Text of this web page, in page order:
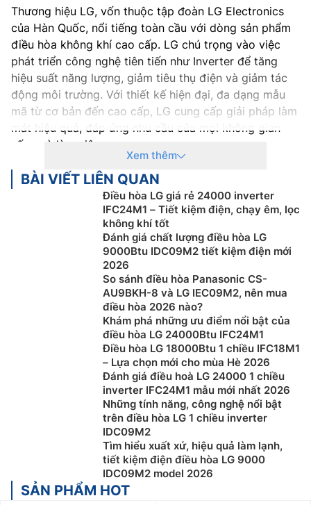
Thương hiệu LG, vốn thuộc tập đoàn LG Electronics
của Hàn Quốc, nổi tiếng toàn cầu với dòng sản phẩm
điều hòa không khí cao cấp. LG chú trọng vào việc
phát triển công nghệ tiên tiến như Inverter để tăng
hiệu suất năng lượng, giảm tiêu thụ điện và giảm tác
động môi trường. Với thiết kế hiện đại, đa dạng mẫu
mã từ cơ bản đến cao cấp, LG cung cấp giải pháp làm
mát hiệu quả, đáp ứng nhu cầu của mọi không gian
sống và làm việc.
Thương hiệu LG là một phần của LG Electronics, một
công ty con của LG Group. LG Electronics được thành
lập vào năm 1958 tại Hàn Quốc với tên ban đầu là
GoldStar. LG Group là một trong những tập đoàn lớn
nhất Hàn Quốc, bao gồm nhiều công ty con hoạt động
trong nhiều ngành nghề khác nhau, từ điện tử tiêu
dùng đến hóa chất và dịch vụ tài chính.
điều hòa LGthường đặc trưng bằng sự
tinh tế, hiện đại và sang trọng. Hãng thường chú trọng
đến việc tạo ra những sản phẩm không chỉ có chức
năng cao mà còn hài hòa với không gian nội thất. Các
dòng sản phẩm điều hòa LG thường có đường nét
mượt mà, màu sắc trung tính, và các chi tiết được
thiết kế nhằm tối ưu hóa không gian và dễ dàng lắp
Phân loại các dòng sản phẩm của điều hòa LG
Những gợi ý tốt cho người tiêu dùng khi bạn quan tâm
đến việc chọn lựa một sản phẩm Điều Hòa LG
18000btu phù hợp với không gian và nhu cầu của
Xem thêm
BÀI VIẾT LIÊN QUAN
Điều hòa LG giá rẻ 24000 inverter
IFC24M1 – Tiết kiệm điện, chạy êm, lọc
không khí tốt
Đánh giá chất lượng điều hòa LG
9000Btu IDC09M2 tiết kiệm điện mới
2026
So sánh điều hòa Panasonic CS-
AU9BKH-8 và LG IEC09M2, nên mua
điều hòa 2026 nào?
Khám phá những ưu điểm nổi bật của
điều hòa LG 24000Btu IFC24M1
Điều hòa LG 18000Btu 1 chiều IFC18M1
– Lựa chọn mới cho mùa Hè 2026
Đánh giá điều hoà LG 24000 1 chiều
inverter IFC24M1 mẫu mới nhất 2026
Những tính năng, công nghệ nổi bật
trên điều hòa LG 1 chiều inverter
IDC09M2
Tìm hiểu xuất xứ, hiệu quả làm lạnh,
tiết kiệm điện điều hòa LG 9000
IDC09M2 model 2026
SẢN PHẨM HOT